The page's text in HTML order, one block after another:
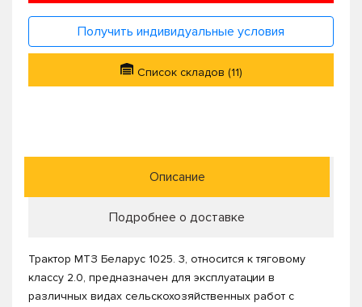
Получить индивидуальные условия
Список складов (11)
Описание
Подробнее о доставке
Трактор МТЗ Беларус 1025. 3, относится к тяговому
классу 2.0, предназначен для эксплуатации в
различных видах сельскохозяйственных работ с